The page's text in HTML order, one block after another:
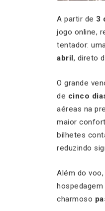
A partir de 3
jogo online,
tentador:
abril, direto
O grande
de cinco
aéreas na
maior
bilhetes
reduzindo
Além do
charmoso